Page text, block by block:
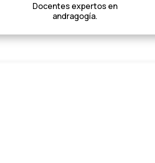
Docentes expertos en
andragogía.